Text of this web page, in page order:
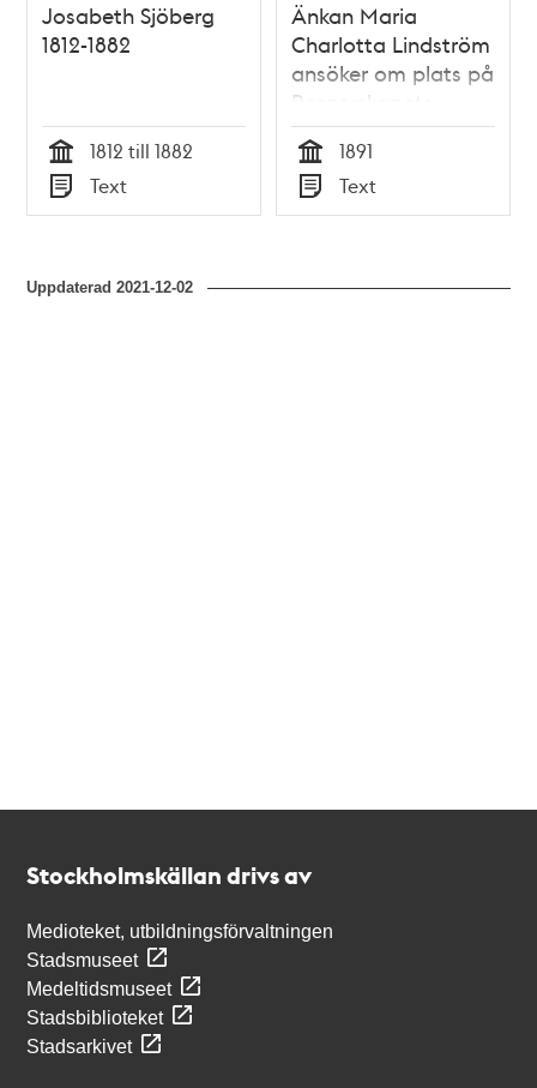
Josabeth Sjöberg
1812-1882
Tid
1812 till 1882
Typ
Text
Änkan Maria
Charlotta Lindström
ansöker om plats på
Borgerskapets
änkehus
Tid
1891
Typ
Text
Uppdaterad2021-12-02
Stockholmskällan drivs av
Medioteket, utbildningsförvaltningen
Stadsmuseet
Medeltidsmuseet
Stadsbiblioteket
Stadsarkivet